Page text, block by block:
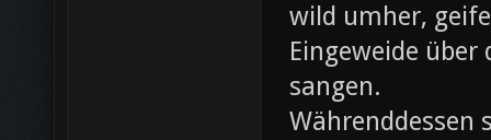
wild umher,
Eingeweide
sangen.
Währenddessen